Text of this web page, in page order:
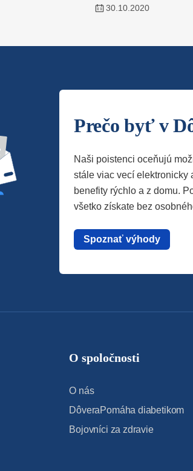
30.10.2020
Prečo byť v
Naši poistenci oceňujú
stále viac vecí elektronicky
benefity rýchlo a z domu.
všetko získate bez
Spoznať výhody
O spoločnosti
O nás
DôveraPomáha diabetikom
Bojovníci za zdravie